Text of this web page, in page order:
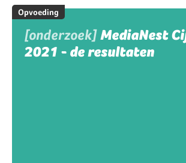
Opvoeding
[onderzoek]MediaNest
2021 - de resultaten